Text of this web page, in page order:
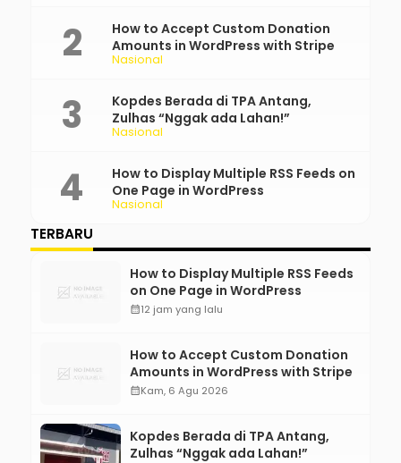
Nasional
How to Accept Custom Donation
Amounts in WordPress with Stripe
Nasional
Kopdes Berada di TPA Antang,
Zulhas “Nggak ada Lahan!”
Nasional
How to Display Multiple RSS Feeds on
One Page in WordPress
TERBARU
How to Display Multiple RSS Feeds
on One Page in WordPress
calendar_month12 jam yang lalu
How to Accept Custom Donation
Amounts in WordPress with Stripe
calendar_monthKam, 6 Agu 2026
Kopdes Berada di TPA Antang,
Zulhas “Nggak ada Lahan!”